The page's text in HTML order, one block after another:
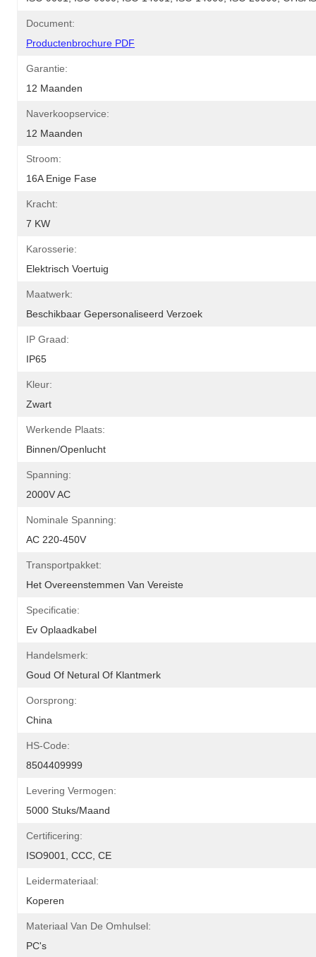
Document:
Productenbrochure PDF
Garantie:
12 Maanden
Naverkoopservice:
12 Maanden
Stroom:
16A Enige Fase
Kracht:
7 KW
Karosserie:
Elektrisch Voertuig
Maatwerk:
Beschikbaar Gepersonaliseerd Verzoek
IP Graad:
IP65
Kleur:
Zwart
Werkende Plaats:
Binnen/Openlucht
Spanning:
2000V AC
Nominale Spanning:
AC 220-450V
Transportpakket:
Het Overeenstemmen Van Vereiste
Specificatie:
Ev Oplaadkabel
Handelsmerk:
Goud Of Netural Of Klantmerk
Oorsprong:
China
HS-Code:
8504409999
Levering Vermogen:
5000 Stuks/maand
Certificering:
ISO9001, CCC, CE
Leidermateriaal:
Koperen
Materiaal Van De Omhulsel:
PC's